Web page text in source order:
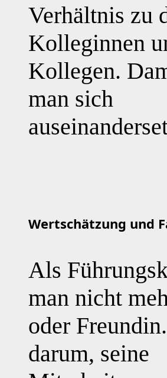
Verhältnis zu
Kolleginnen
Kollegen.
man sich
Wertschätzung und
Als
man nicht
oder
darum, seine